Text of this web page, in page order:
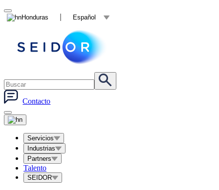
Honduras Español
Contacto
Servicios
Industrias
Partners
Talento
SEIDOR